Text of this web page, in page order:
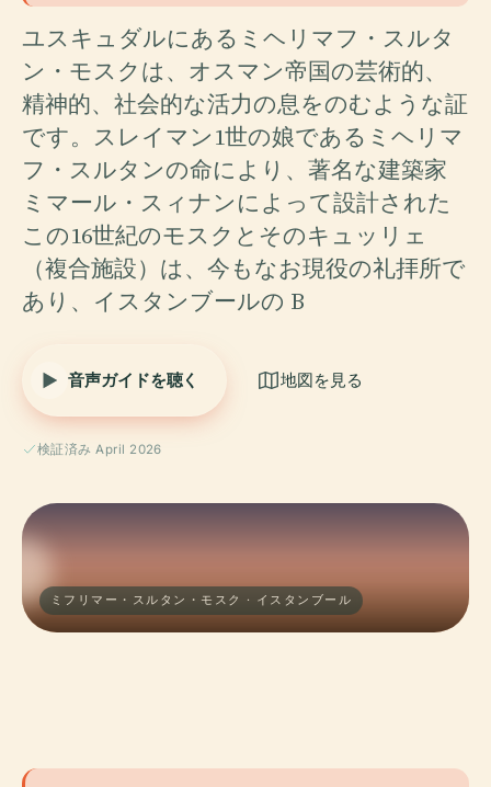
ユスキュダルにあるミヘリマフ・スルタ
ン・モスクは、オスマン帝国の芸術的、
精神的、社会的な活力の息をのむような証
です。スレイマン1世の娘であるミヘリマ
フ・スルタンの命により、著名な建築家
ミマール・スィナンによって設計された
この16世紀のモスクとそのキュッリェ
（複合施設）は、今もなお現役の礼拝所で
あり、イスタンブールの В
音声ガイドを聴く 地図を見る
検証済み April 2026
ミフリマー・スルタン・モスク · イスタンブール